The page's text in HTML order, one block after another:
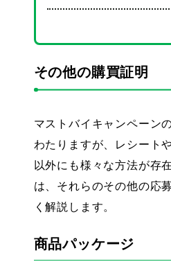
その他の購買証明
マストバイキャンペーン
わたりますが、レシート
以外にも様々な方法が存
は、それらのその他の応
く解説します。
商品パッケージ